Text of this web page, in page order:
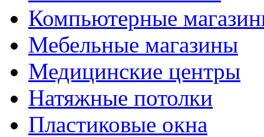
Компьютерные
Мебельные магазины
Медицинские центры
Натяжные потолки
Пластиковые окна